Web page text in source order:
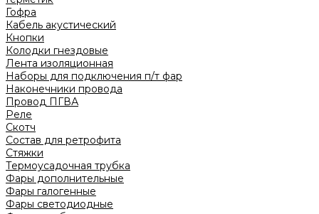
Гофра
Кабель акустический
Кнопки
Колодки гнездовые
Лента изоляционная
Наборы для подключения п/т фар
Наконечники провода
Провод ПГВА
Реле
Скотч
Состав для ретрофита
Стяжки
Термоусадочная трубка
Фары дополнительные
Фары галогенные
Фары светодиодные